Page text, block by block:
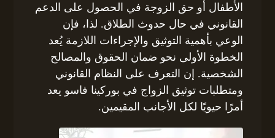
الأطفال أو حق الزوجة في الحصول على الدعم
القانوني في حال حدوث الطلاق. لذا، فإن
الوعي بأهمية التوثيق والإجراءات اللازمة يُعد
الخطوة الأولى نحو ضمان الحقوق والمصالح
الشخصية. إن التعرف على النظام القانوني
ومتطلبات توثيق الزواج في بوركينا فاسو يعد
أمرًا حيويًا لكل الأجانب المقيمين.